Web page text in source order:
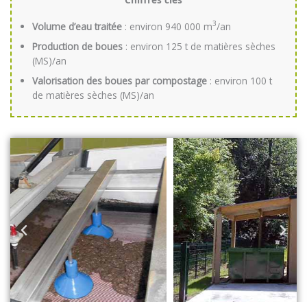
Volume d’eau traitée : environ 940 000 m3/an
Production de boues : environ 125 t de matières sèches
(MS)/an
Valorisation des boues par compostage : environ 100 t
de matières sèches (MS)/an